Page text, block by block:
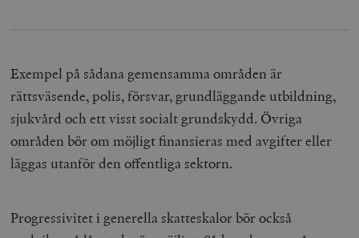
Exempel på sådana gemensamma områden är
rättsväsende, polis, försvar, grundläggande utbildning,
sjukvård och ett visst socialt grundskydd. Övriga
områden bör om möjligt finansieras med avgifter eller
läggas utanför den offentliga sektorn.
Progressivitet i generella skatteskalor bör också